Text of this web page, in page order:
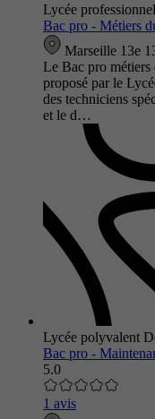
Lycée
Bac pro - Métiers
Marseille 13e
Le Bac pro métiers
proposé par le
des techniciens
et le d…
Lycée polyvalent
Bac pro -
5.0
1 avis